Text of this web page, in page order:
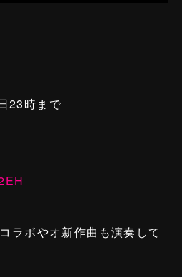
23時まで
ラボやオ新作曲も演奏して